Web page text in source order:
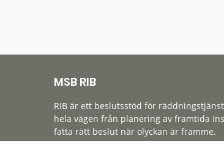
MSB RIB
RIB är ett beslutsstöd för
hela vägen från planering av framtida
fatta rätt beslut när olyckan är framme.